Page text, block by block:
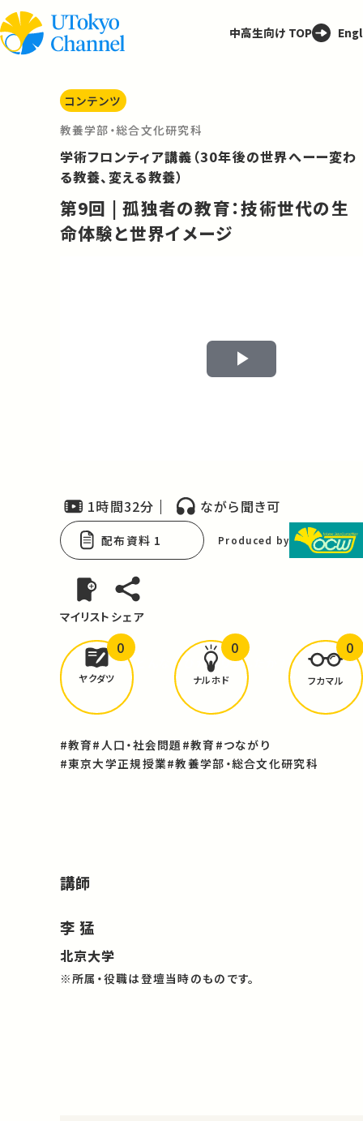
中高生向け TOP
コンテンツ
教養学部・総合文化研究科
学術フロンティア講義（30年後の世界へーー変わ
る教養、変える教養）
第9回 | 孤独者の教育：技術世代の生
命体験と世界イメージ
Play
1時間32分 ながら聞き可
配布資料 1 Produced by
マイリスト シェア
どんな学びがありましたか？
ヤクダツ
0
ナルホド
0
フカマル
0
#教育#人口・社会問題 #教育 #つながり
#東京大学正規授業#教養学部・総合文化研究科
講師
李 猛
北京大学
※所属・役職は登壇当時のものです。